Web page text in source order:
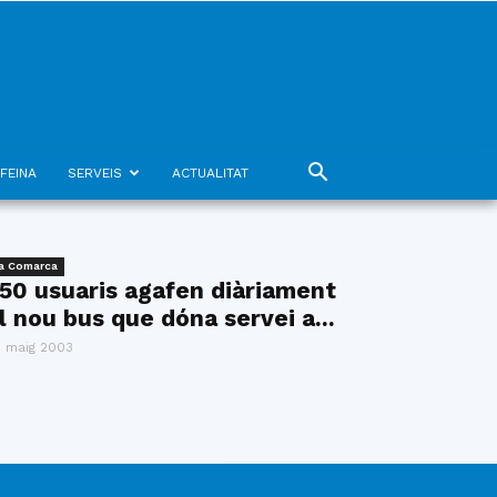
SERVEIS ACTUALITAT
Comarca
usuaris agafen diàriament
nou bus que dóna servei a...
maig 2003